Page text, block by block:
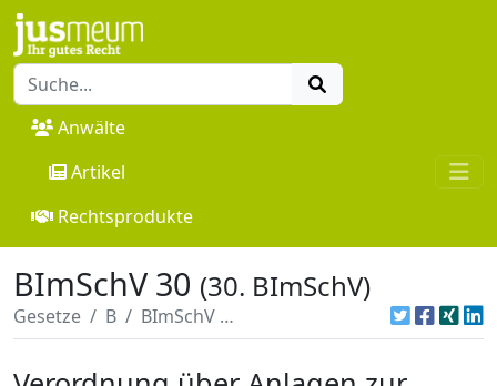
Anwälte
Artikel
Rechtsprodukte
BImSchV 30 (30. BImSchV)
Gesetze B BImSchV 30